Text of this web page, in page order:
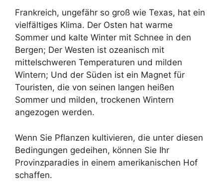
Frankreich, ungefähr so ​​groß wie Texas, hat ein
vielfältiges Klima. Der Osten hat warme
Sommer und kalte Winter mit Schnee in den
Bergen; Der Westen ist ozeanisch mit
mittelschweren Temperaturen und milden
Wintern; Und der Süden ist ein Magnet für
Touristen, die von seinen langen heißen
Sommer und milden, trockenen Wintern
angezogen werden.
Wenn Sie Pflanzen kultivieren, die unter diesen
Bedingungen gedeihen, können Sie Ihr
Provinzparadies in einem amerikanischen Hof
schaffen.